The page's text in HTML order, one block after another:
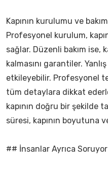
Kapının kurulumu ve
Profesyonel kurulum,
sağlar. Düzenli bakım ise,
kalmasını garantiler.
etkileyebilir. Profesyonel
tüm detaylara dikkat
kapının doğru bir şekilde
süresi, kapının boyutuna
## İnsanlar Ayrıca